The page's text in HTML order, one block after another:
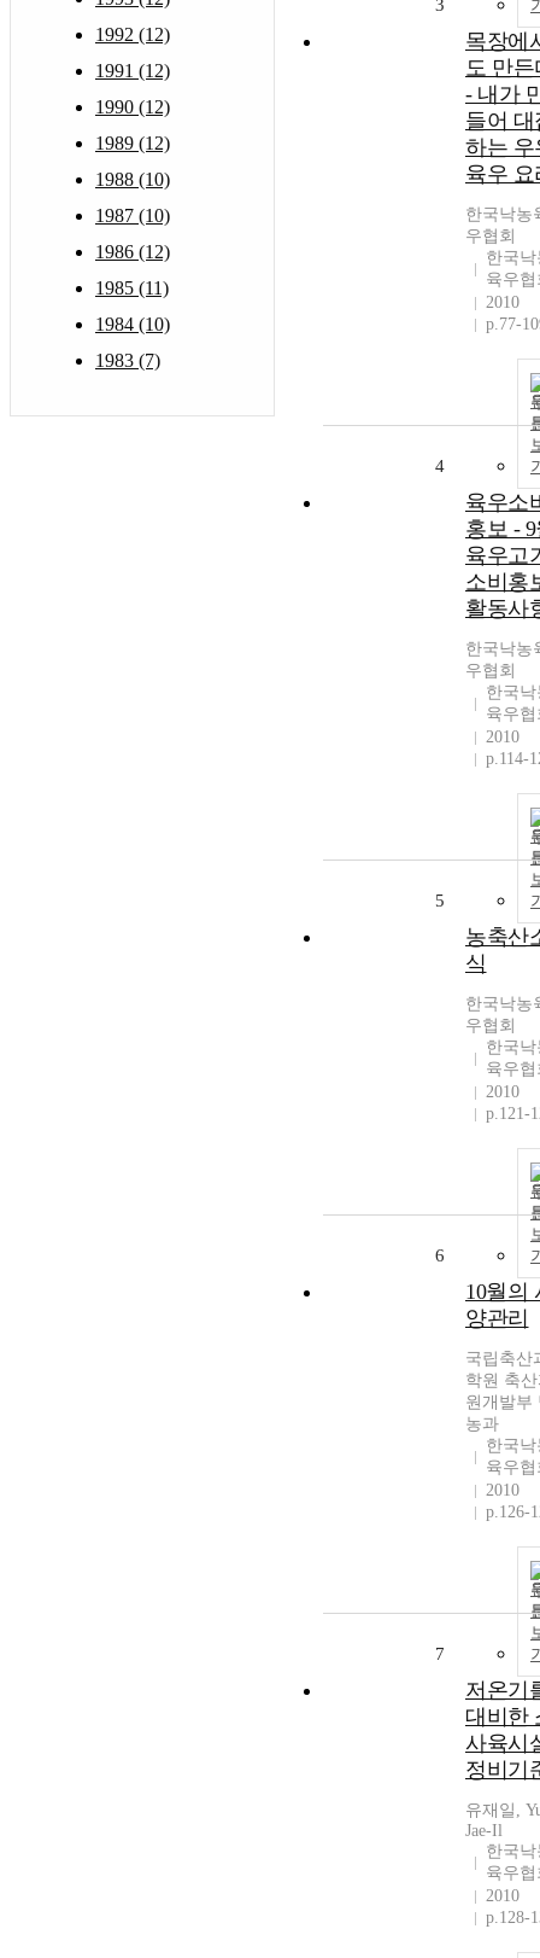
1992 (12)
1991 (12)
1990 (12)
1989 (12)
1988 (10)
1987 (10)
1986 (12)
1985 (11)
1984 (10)
1983 (7)
3
목장에
도 만든
- 내가
들어 대
하는 우
육우 요
한국낙농
우협회
한국낙
육우협
2010
p.77-
4
육우소
홍보 -
육우고
소비홍
활동사
한국낙농
우협회
한국낙
육우협
2010
p.114-
5
농축산
식
한국낙농
우협회
한국낙
육우협
2010
p.121-
6
10월의
양관리
국립축산
학원 축
원개발부
농과
한국낙
육우협
2010
p.126-
7
저온기
대비한
사육시
정비기
유재일,
Jae-Il
한국낙
육우협
2010
p.128-